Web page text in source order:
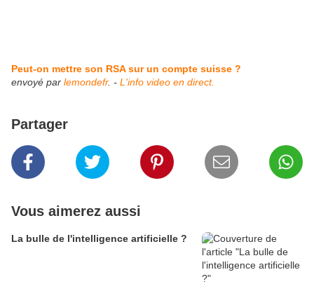
Peut-on mettre son RSA sur un compte suisse ?
envoyé par lemondefr. - L'info video en direct.
Partager
Vous aimerez aussi
La bulle de l'intelligence artificielle ?